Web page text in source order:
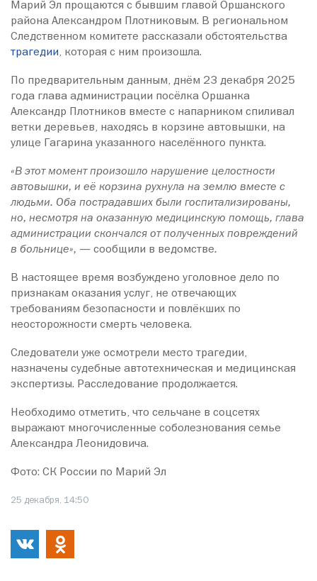
Марий Эл прощаются с бывшим главой Оршанского
района Александром Плотниковым. В региональном
Следственном комитете рассказали обстоятельства
трагедии, которая с ним произошла.
По предварительным данным, днём 23 декабря 2025
года глава администрации посёлка Оршанка
Александр Плотников вместе с напарником спиливал
ветки деревьев, находясь в корзине автовышки, на
улице Гагарина указанного населённого пункта.
«В этот момент произошло нарушение целостности
автовышки, и её корзина рухнула на землю вместе с
людьми. Оба пострадавших были госпитализированы,
но, несмотря на оказанную медицинскую помощь, глава
администрации скончался от полученных повреждений
в больнице», — сообщили в ведомстве.
В настоящее время возбуждено уголовное дело по
признакам оказания услуг, не отвечающих
требованиям безопасности и повлёкших по
неосторожности смерть человека.
Следователи уже осмотрели место трагедии,
назначены судебные автотехническая и медицинская
экспертизы. Расследование продолжается.
Необходимо отметить, что сельчане в соцсетях
выражают многочисленные соболезнования семье
Александра Леонидовича.
Фото: СК России по Марий Эл
25 декабря, 14:50